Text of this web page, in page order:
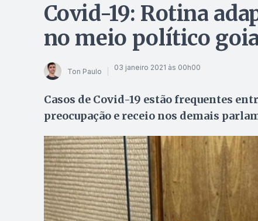
Covid-19: Rotina
no meio político
Ton Paulo 03 janeiro 2021 às 00h00
Casos de Covid-19 estão frequentes
preocupação e receio nos demais